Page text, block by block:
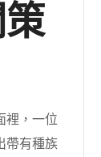
裡，一位
帶有種族